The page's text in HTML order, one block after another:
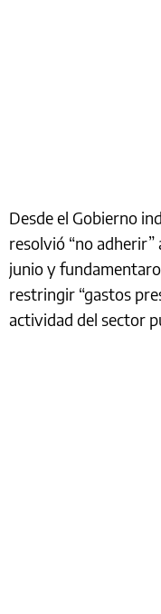
Desde el Gobierno
resolvió “no adherir”
junio y
restringir “gastos
actividad del sector